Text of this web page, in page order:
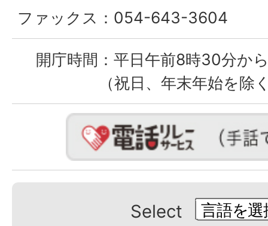
ファックス： 054-643-3604
開庁時間： 平日午前8時30分か
（祝日、年末年始を除
Select